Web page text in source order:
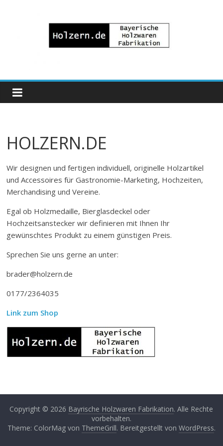
Bayrische
Holzwaren
Fabrikation
HOLZERN.DE
Wir designen und fertigen individuell, originelle Holzartikel
und Accessoires für Gastronomie-Marketing, Hochzeiten,
Merchandising und Vereine.
Egal ob Holzmedaille, Bierglasdeckel oder
Hochzeitsanstecker wir definieren mit Ihnen Ihr
gewünschtes Produkt zu einem günstigen Preis.
Sprechen Sie uns gerne an unter:
brader@holzern.de
0177/2364035
Link zum Shop
Copyright © 2026 Bayrische Holzwaren Fabrikation. Alle Rechte
vorbehalten.
Theme: ColorMag von ThemeGrill. Bereitgestellt von WordPress.